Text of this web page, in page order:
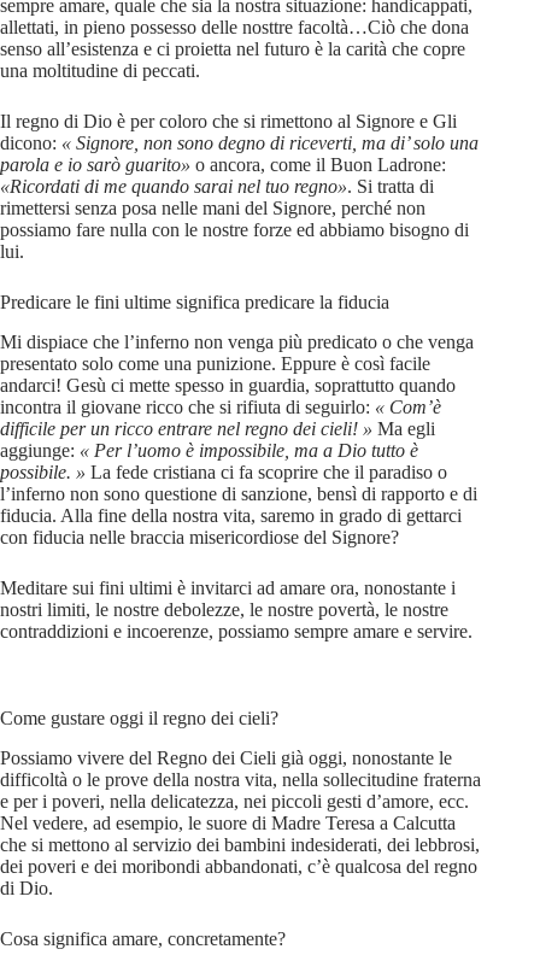
sempre amare, quale che sia la nostra situazione: handicappati,
allettati, in pieno possesso delle nosttre facoltà…Ciò che dona
senso all’esistenza e ci proietta nel futuro è la carità che copre
una moltitudine di peccati.
Il regno di Dio è per coloro che si rimettono al Signore e Gli
dicono: « Signore, non sono degno di riceverti, ma di’ solo una
parola e io sarò guarito» o ancora, come il Buon Ladrone:
«Ricordati di me quando sarai nel tuo regno». Si tratta di
rimettersi senza posa nelle mani del Signore, perché non
possiamo fare nulla con le nostre forze ed abbiamo bisogno di
lui.
Predicare le fini ultime significa predicare la fiducia
Mi dispiace che l’inferno non venga più predicato o che venga
presentato solo come una punizione. Eppure è così facile
andarci! Gesù ci mette spesso in guardia, soprattutto quando
incontra il giovane ricco che si rifiuta di seguirlo: « Com’è
difficile per un ricco entrare nel regno dei cieli! » Ma egli
aggiunge: « Per l’uomo è impossibile, ma a Dio tutto è
possibile. » La fede cristiana ci fa scoprire che il paradiso o
l’inferno non sono questione di sanzione, bensì di rapporto e di
fiducia. Alla fine della nostra vita, saremo in grado di gettarci
con fiducia nelle braccia misericordiose del Signore?
Meditare sui fini ultimi è invitarci ad amare ora, nonostante i
nostri limiti, le nostre debolezze, le nostre povertà, le nostre
contraddizioni e incoerenze, possiamo sempre amare e servire.
Come gustare oggi il regno dei cieli?
Possiamo vivere del Regno dei Cieli già oggi, nonostante le
difficoltà o le prove della nostra vita, nella sollecitudine fraterna
e per i poveri, nella delicatezza, nei piccoli gesti d’amore, ecc.
Nel vedere, ad esempio, le suore di Madre Teresa a Calcutta
che si mettono al servizio dei bambini indesiderati, dei lebbrosi,
dei poveri e dei moribondi abbandonati, c’è qualcosa del regno
di Dio.
Cosa significa amare, concretamente?